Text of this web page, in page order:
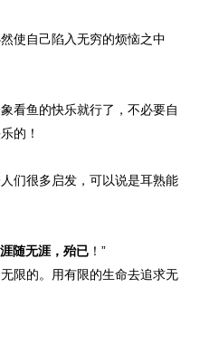
使自己陷入无穷的烦恼之中
看鱼的快乐就行了，不必要自
的！
们很多启发，可以说是耳熟能
随无涯，殆已 ！”
限的。用有限的生命去追求无